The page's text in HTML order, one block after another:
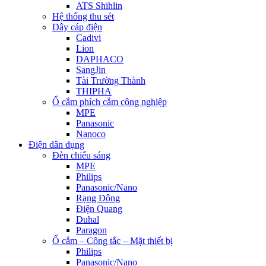
ATS Shihlin
Hệ thống thu sét
Dây cáp điện
Cadivi
Lion
DAPHACO
SangJin
Tài Trường Thành
THIPHA
Ổ cắm phích cắm công nghiệp
MPE
Panasonic
Nanoco
Điện dân dụng
Đèn chiếu sáng
MPE
Philips
Panasonic/Nano
Rạng Đông
Điện Quang
Duhal
Paragon
Ổ cắm – Công tắc – Mặt thiết bị
Philips
Panasonic/Nano